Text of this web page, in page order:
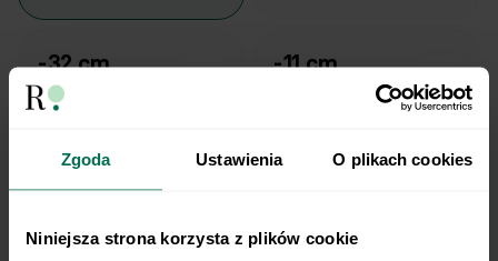
Zgoda Ustawienia O plikach cookies
Niniejsza strona korzysta z plików cookie
-32 cm
Obwód pasa
-11 cm